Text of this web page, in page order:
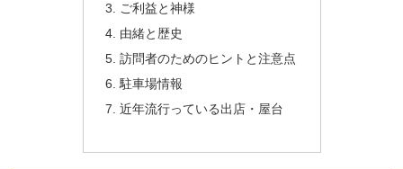
ご利益と神様
由緒と歴史
訪問者のためのヒントと注意点
駐車場情報
近年流行っている出店・屋台